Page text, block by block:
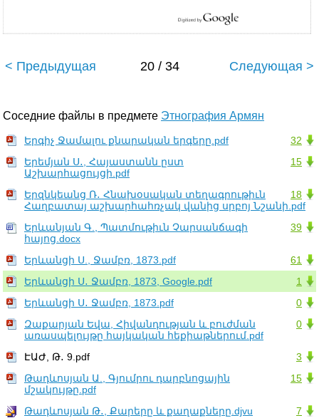
< Предыдущая 20 / 34 Следующая >
Соседние файлы в предмете Этнография Армян
32
Երգիչ Ջամալու քնարական երգերը.pdf
15
Երեմյան Ս․, Հայաստանն ըստ
Աշխարհացույցի.pdf
18
Երզնկեանց Ռ․ Հնախօսական տեղագրութիւն
Հաղբատայ աշխարհահռչակ վանից սրբոյ Նշանի.pdf
39
Երևանյան Գ., Պատմութիւն Չարսանճագի
հայոց.docx
61
Երևանցի Ս., Ջամբռ, 1873.pdf
1
Երևանցի Ս․ Ջամբռ, 1873, Google.pdf
0
Երևանցի Ս․ Ջամբռ, 1873.pdf
0
Զաքարյան Եվա, Հիվանդության և բուժման
առասպելույթը հայկական հեքիաթներում.pdf
3
ԷԱԺ, Թ․ 9.pdf
15
Թադևոսյան Ա., Գյումրու դարբնոցային
մշակույթը.pdf
7
Թադևոսյան Թ․, Քարերը և քաղաքները.djvu